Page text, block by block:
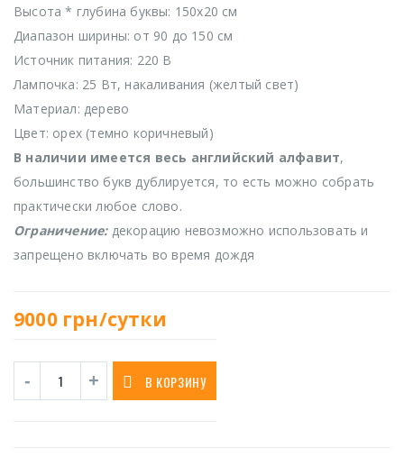
Высота * глубина буквы: 150х20 см
Диапазон ширины: от 90 до 150 см
Источник питания: 220 В
Лампочка: 25 Вт, накаливания (желтый свет)
Материал: дерево
Цвет: орех (темно коричневый)
В наличии имеется весь английский алфавит,
большинство букв дублируется, то есть можно собрать
практически любое слово.
Ограничение:декорацию невозможно использовать и
запрещено включать во время дождя
9000 грн/сутки
В КОРЗИНУ